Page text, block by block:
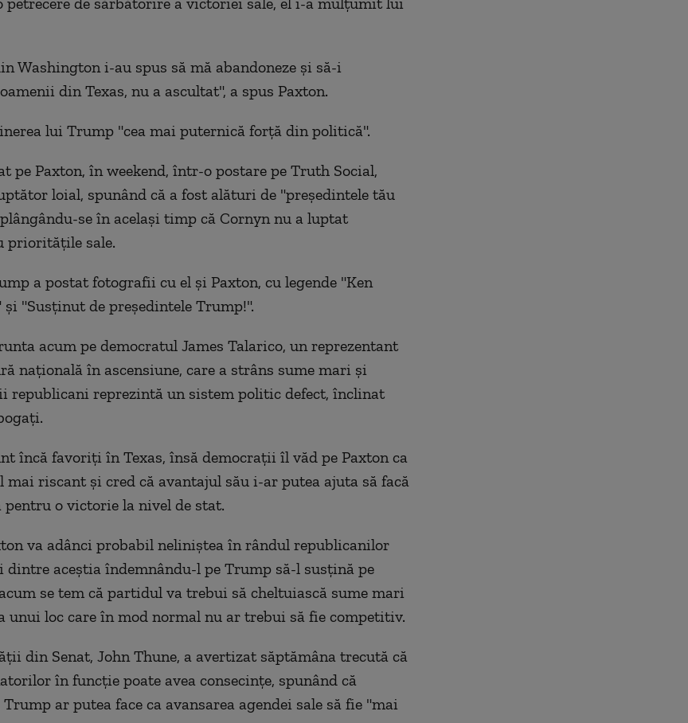
Washington i-au spus să mă abandoneze şi să-i
din Texas, nu a ascultat", a spus Paxton.
lui Trump "cea mai puternică forţă din politică".
pe Paxton, în weekend, într-o postare pe Truth Social,
loial, spunând că a fost alături de "preşedintele tău
se în acelaşi timp că Cornyn nu a luptat
priorităţile sale.
a postat fotografii cu el şi Paxton, cu legende "Ken
şi "Susţinut de preşedintele Trump!".
acum pe democratul James Talarico, un reprezentant
naţională în ascensiune, care a strâns sume mari şi
republicani reprezintă un sistem politic defect, înclinat
încă favoriţi în Texas, însă democraţii îl văd pe Paxton ca
riscant şi cred că avantajul său i-ar putea ajuta să facă
pentru o victorie la nivel de stat.
va adânci probabil neliniştea în rândul republicanilor
dintre aceştia îndemnându-l pe Trump să-l susţină pe
se tem că partidul va trebui să cheltuiască sume mari
unui loc care în mod normal nu ar trebui să fie competitiv.
din Senat, John Thune, a avertizat săptămâna trecută că
în funcţie poate avea consecinţe, spunând că
ar putea face ca avansarea agendei sale să fie "mai